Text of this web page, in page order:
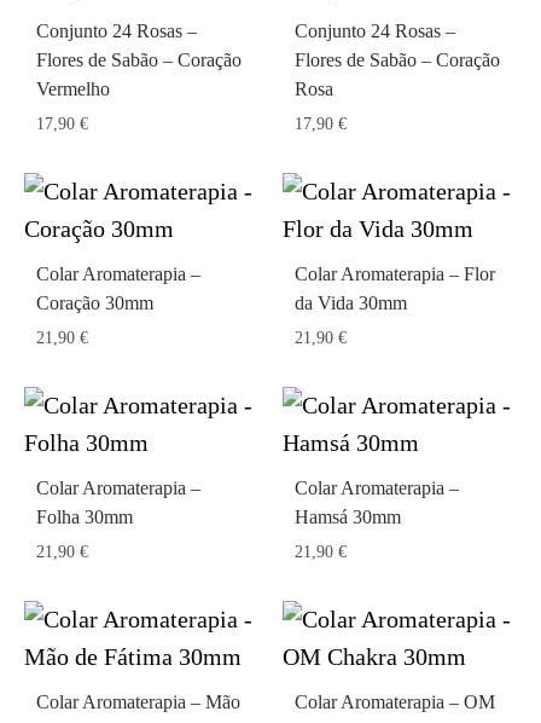
Conjunto 24 Rosas –
Flores de Sabão – Coração
Vermelho
17,90 €
Conjunto 24 Rosas –
Flores de Sabão – Coração
Rosa
17,90 €
Colar Aromaterapia –
Coração 30mm
21,90 €
Colar Aromaterapia – Flor
da Vida 30mm
21,90 €
Colar Aromaterapia –
Folha 30mm
21,90 €
Colar Aromaterapia –
Hamsá 30mm
21,90 €
Colar Aromaterapia – Mão
Colar Aromaterapia – OM